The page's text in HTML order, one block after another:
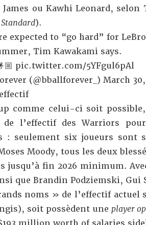
ou Kawhi Leonard, selon
).
expected to “go hard” for
Tim Kawakami says.
pic.twitter.com/5YFgul6pAl
(@bballforever_) March
comme celui-ci soit
de l’effectif des Warriors
: seulement six joueurs sont
Moody, tous les deux
jusqu’à fin 2026 minimum.
que Brandin Podziemski, Gui
noms » de l’effectif
soit possèdent une player